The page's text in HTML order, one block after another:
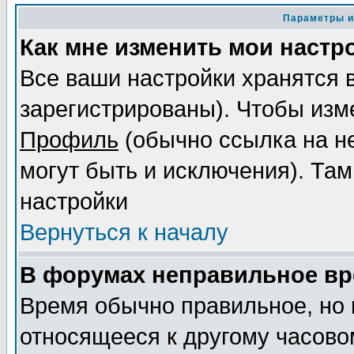
Параметры
Как мне изменить мои
Все ваши настройки
зарегистрированы). Чтобы
Профиль (обычно ссылка на
могут быть и исключения).
настройки
Вернуться к началу
В форумах неправильное
Время обычно правильное,
относящееся к другому